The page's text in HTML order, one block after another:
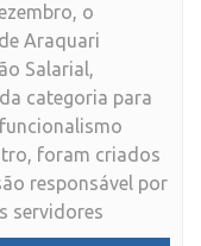
o
Araquari
Salarial,
categoria para
foram criados
responsável por
servidores